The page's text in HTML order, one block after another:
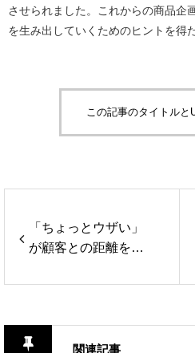
させられました。これからの商品企
を生み出していくためのヒントを得
この記事のタイトルと
「ちょっとウザい」
が顧客との距離を縮
関連記事